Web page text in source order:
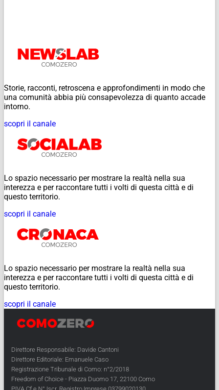
Storie, racconti, retroscena e approfondimenti in modo che
una comunità abbia più consapevolezza di quanto accade
intorno.
scopri il canale
Lo spazio necessario per mostrare la realtà nella sua
interezza e per raccontare tutti i volti di questa città e di
questo territorio.
scopri il canale
Lo spazio necessario per mostrare la realtà nella sua
interezza e per raccontare tutti i volti di questa città e di
questo territorio.
scopri il canale
Direttore Responsabile: Davide Cantoni
Direttore Editoriale: Emanuele Caso
Registrazione Tribunale di Como: n°2/2018
Freedom of Choice - Piazza Duomo 17, 22100 Como